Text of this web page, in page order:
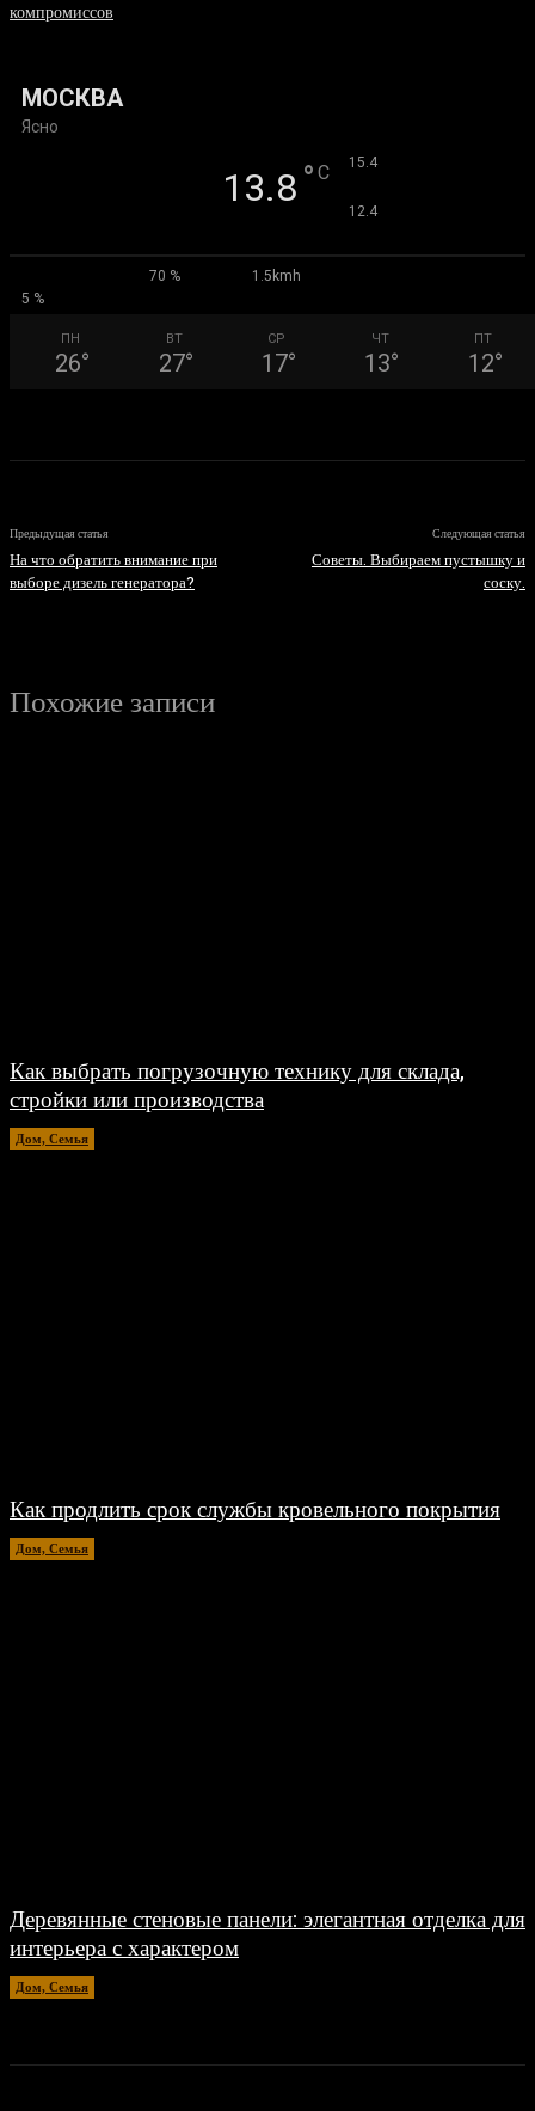
компромиссов
МОСКВА
Ясно
13.8 ° C 15.4
12.4
70 %
1.5kmh
5 %
ПН
26°
ВТ
27°
СР
17°
ЧТ
13°
ПТ
12°
Предыдущая статья
На что обратить внимание при
выборе дизель генератора?
Следующая статья
Советы. Выбираем пустышку и
соску.
Похожие записи
Как выбрать погрузочную технику для склада,
стройки или производства
Дом, Семья
Как продлить срок службы кровельного покрытия
Дом, Семья
Деревянные стеновые панели: элегантная отделка для
интерьера с характером
Дом, Семья